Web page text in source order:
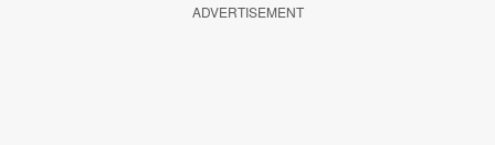
ADVERTISEMENT